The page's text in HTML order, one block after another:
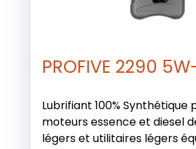
PROFIVE 2290
Lubrifiant 100% Synthétique
moteurs essence et diesel
légers et utilitaires légers